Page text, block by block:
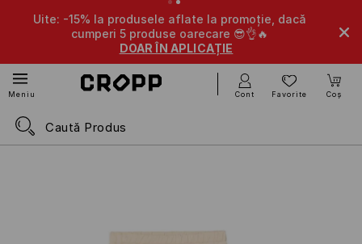
Uite: -15% la produsele aflate la promoție, dacă
cumperi 5 produse oarecare 😎👌🔥
DOAR ÎN APLICAȚIE
Meniu Cont Favorite Coș